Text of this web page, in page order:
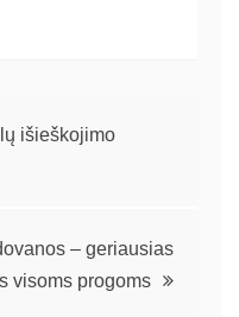
išieškojimo
– geriausias
visoms progoms